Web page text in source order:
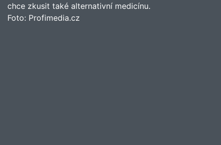
chce zkusit také alternativní medicínu.
Foto: Profimedia.cz